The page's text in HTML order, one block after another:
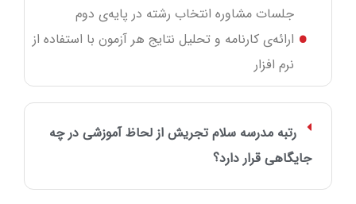
جلسات مشاوره انتخاب رشته در پایه‌ی دوم
ارائه‌ی کارنامه و تحلیل نتایج هر آزمون با استفاده از
نرم‌ افزار
رتبه مدرسه سلام تجریش از لحاظ آموزشی در چه
جایگاهی قرار دارد؟